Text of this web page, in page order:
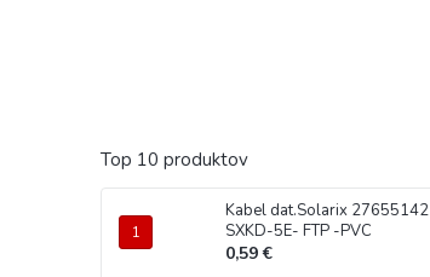
Top 10 produktov
Kabel dat.Solarix 27655142
SXKD-5E- FTP -PVC
0,59 €